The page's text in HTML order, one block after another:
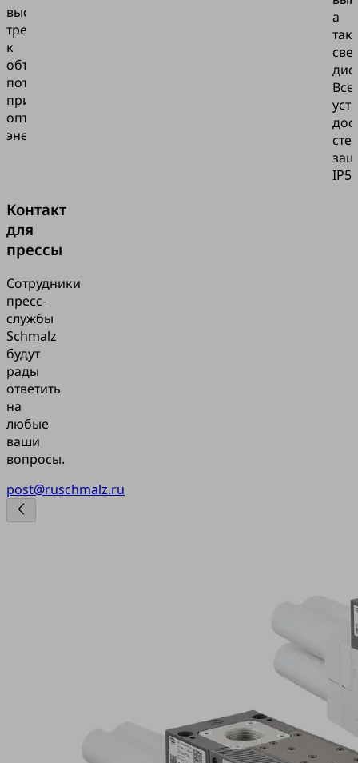
высокими
требованиями
к
объему
потока
при
оптимизации
энергопотребления.
а
Все
Контакт
для
прессы
Сотрудники
пресс-
службы
Schmalz
будут
рады
ответить
на
любые
ваши
вопросы.
post@ruschmalz.ru